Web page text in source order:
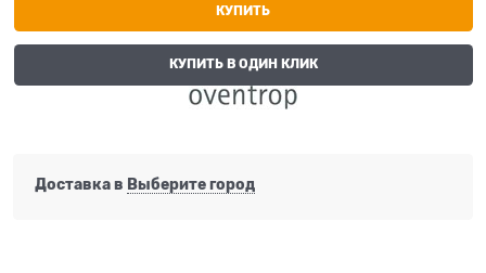
КУПИТЬ
КУПИТЬ В ОДИН КЛИК
Доставка в Выберите город